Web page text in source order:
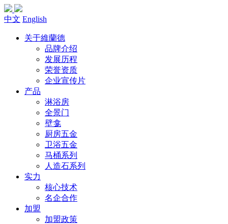
中文 English
关于維蘭德
品牌介绍
发展历程
荣誉资质
企业宣传片
产品
淋浴房
全景门
壁龛
厨房五金
卫浴五金
马桶系列
人造石系列
实力
核心技术
名企合作
加盟
加盟政策